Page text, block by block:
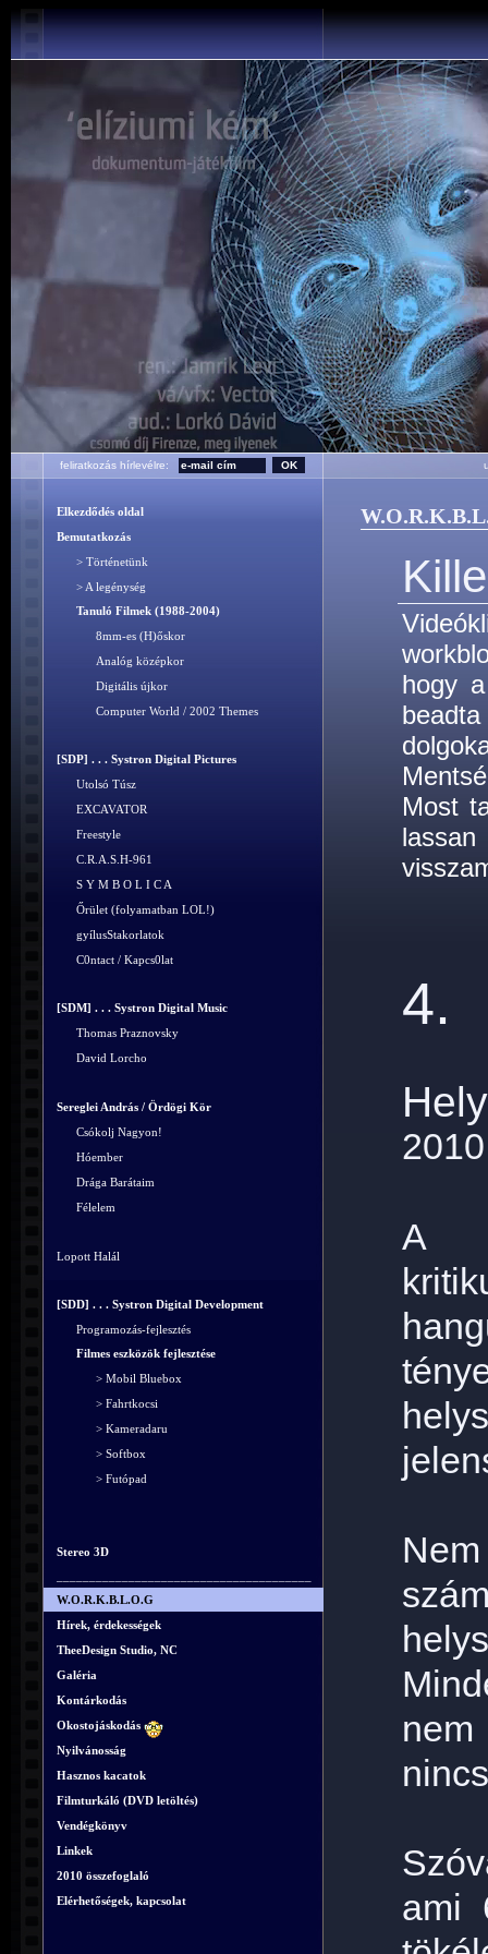
feliratkozás hírlevélre:
Elkezdődés oldal
Bemutatkozás
> Történetünk
> A legénység
Tanuló Filmek (1988-2004)
8mm-es (H)őskor
Analóg középkor
Digitális újkor
Computer World / 2002 Themes
[SDP] . . . Systron Digital Pictures
Utolsó Túsz
EXCAVATOR
Freestyle
C.R.A.S.H-961
S Y M B O L I C A
Őrület (folyamatban LOL!)
gyílusStakorlatok
C0ntact / Kapcs0lat
[SDM] . . . Systron Digital Music
Thomas Praznovsky
David Lorcho
Sereglei András / Ördögi Kör
Csókolj Nagyon!
Hóember
Drága Barátaim
Félelem
Lopott Halál
[SDD] . . . Systron Digital Development
Programozás-fejlesztés
Filmes eszközök fejlesztése
> Mobil Bluebox
> Fahrtkocsi
> Kameradaru
> Softbox
> Futópad
Stereo 3D
W.O.R.K.B.L.O.G
Hírek, érdekességek
TheeDesign Studio, NC
Galéria
Kontárkodás
Okostojáskodás
Nyilvánosság
Hasznos kacatok
Filmturkáló (DVD letöltés)
Vendégkönyv
Linkek
2010 összefoglaló
Elérhetőségek, kapcsolat
hogy
Most
4.
A
ami